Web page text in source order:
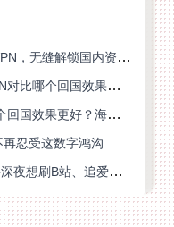
海外党必看：如何选对回国翻墙VPN，无缝解锁国内资源？
ChickCN VPN好用吗？和海牛VPN对比哪个回国效果更好？
ChickCN VPN和当归VPN对比哪个回国效果更好？海外党亲测后选了它
忍受这数字鸿沟
Quickback和巨鲸好用吗？在海外深夜想刷B站、追爱奇艺的你，或许正需要这份答案